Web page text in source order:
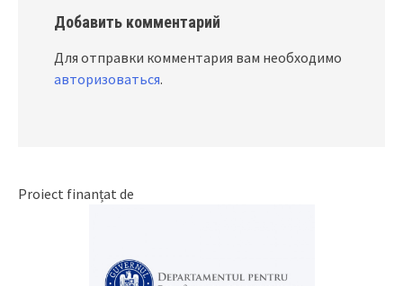
Добавить комментарий
Для отправки комментария вам необходимо
авторизоваться.
Proiect finanțat de